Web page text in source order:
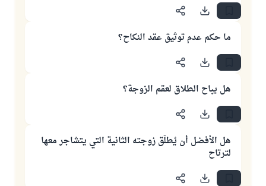
ما حكم عدم توثيق عقد النكاح؟
هل يباح الطلاق لعقم الزوجة؟
هل الأفضل أن يُطلِّق زوجته الثانية التي يتشاجر معها
لترتاح